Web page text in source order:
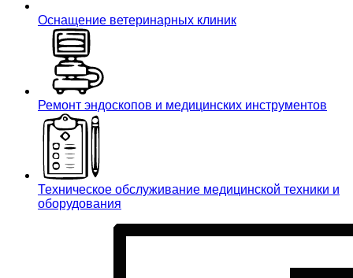
Оснащение ветеринарных клиник
Ремонт эндоскопов и медицинских инструментов
Техническое обслуживание медицинской техники и
оборудования